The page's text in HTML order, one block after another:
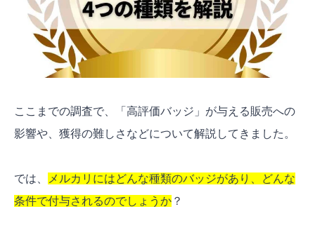
ここまでの調査で、「高評価バッジ」が与える販売への
影響や、獲得の難しさなどについて解説してきました。
では、
メルカリにはどんな種類のバッジがあり、どんな
条件で付与されるのでしょうか ？